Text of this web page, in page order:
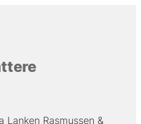
Lanken Rasmussen